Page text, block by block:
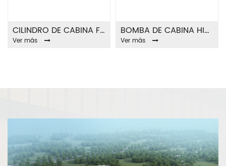
CILINDRO DE CABINA FA8208A
Ver más
BOMBA DE CABINA HIDRÁULICA FA8209A
Ver más